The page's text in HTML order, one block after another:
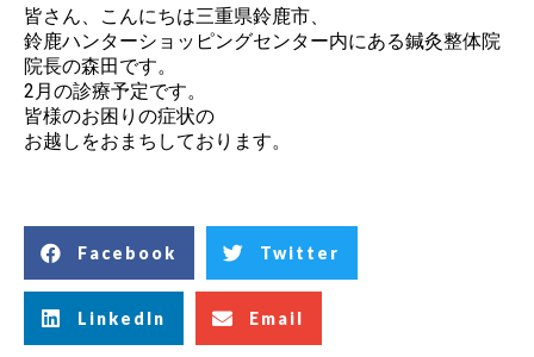
皆さん、こんにちは三重県鈴鹿市、
鈴鹿ハンターショッピングセンター内にある鍼灸整体院
院長の森田です。
2月の診療予定です。
皆様のお困りの症状の
お越しをおまちしております。
Facebook Twitter
LinkedIn Email